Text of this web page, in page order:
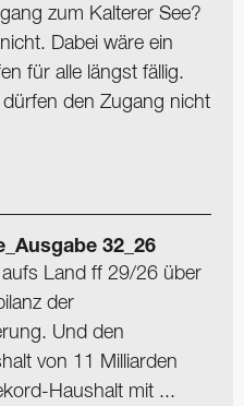
zum Kalterer See?
Dabei wäre ein
für alle längst fällig.
dürfen den Zugang nicht
32_26
Land ff 29/26 über
der
Und den
von 11 Milliarden
Haushalt mit ...